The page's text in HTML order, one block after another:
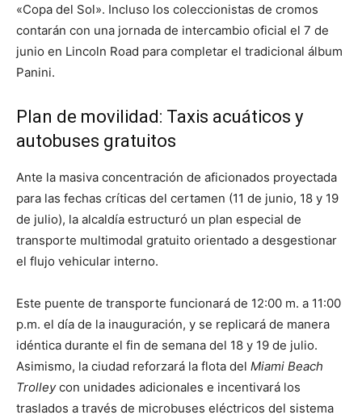
«Copa del Sol». Incluso los coleccionistas de cromos
contarán con una jornada de intercambio oficial el 7 de
junio en Lincoln Road para completar el tradicional álbum
Panini.
Plan de movilidad: Taxis acuáticos y
autobuses gratuitos
Ante la masiva concentración de aficionados proyectada
para las fechas críticas del certamen (11 de junio, 18 y 19
de julio), la alcaldía estructuró un plan especial de
transporte multimodal gratuito orientado a desgestionar
el flujo vehicular interno.
Este puente de transporte funcionará de 12:00 m. a 11:00
p.m. el día de la inauguración, y se replicará de manera
idéntica durante el fin de semana del 18 y 19 de julio.
Asimismo, la ciudad reforzará la flota del Miami Beach
Trolleycon unidades adicionales e incentivará los
traslados a través de microbuses eléctricos del sistema